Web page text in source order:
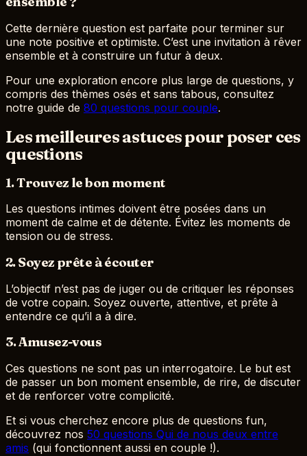
Cette dernière question est parfaite pour terminer sur
une note positive et optimiste. C’est une invitation à rêver
ensemble et à construire un futur à deux.
Pour une exploration encore plus large de questions, y
compris des thèmes osés et sans tabous, consultez
notre guide de 80 questions pour couple.
Les meilleures astuces pour poser ces
questions
1. Trouvez le bon moment
Les questions intimes doivent être posées dans un
moment de calme et de détente. Évitez les moments de
tension ou de stress.
2. Soyez prête à écouter
L’objectif n’est pas de juger ou de critiquer les réponses
de votre copain. Soyez ouverte, attentive, et prête à
entendre ce qu’il a à dire.
3. Amusez-vous
Ces questions ne sont pas un interrogatoire. Le but est
de passer un bon moment ensemble, de rire, de discuter
et de renforcer votre complicité.
Et si vous cherchez encore plus de questions fun,
découvrez nos 50 questions Qui de nous deux entre
amis (qui fonctionnent aussi en couple !).